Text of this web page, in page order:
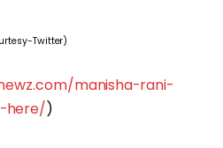
Twitter)
manisha-rani-
here/)